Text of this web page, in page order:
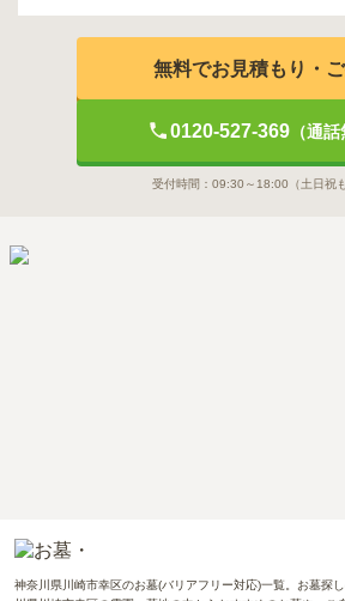
無料でお見積もり・
0120-527-369（通話
受付時間： 09:30～18:00 （土日祝
神奈川県川崎市幸区のお墓(バリアフリー対応)一覧。お墓探